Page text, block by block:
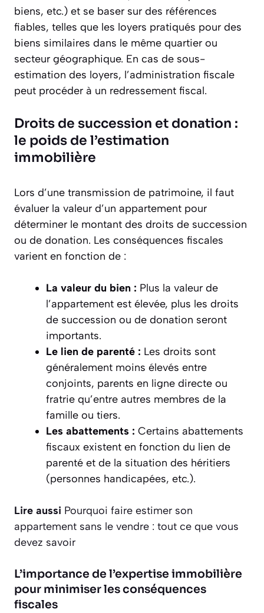
biens, etc.) et se baser sur des références
fiables, telles que les loyers pratiqués pour des
biens similaires dans le même quartier ou
secteur géographique. En cas de sous-
estimation des loyers, l’administration fiscale
peut procéder à un redressement fiscal.
Droits de succession et donation :
le poids de l’estimation
immobilière
Lors d’une transmission de patrimoine, il faut
évaluer la valeur d’un appartement pour
déterminer le montant des droits de succession
ou de donation. Les conséquences fiscales
varient en fonction de :
La valeur du bien : Plus la valeur de
l’appartement est élevée, plus les droits
de succession ou de donation seront
importants.
Le lien de parenté : Les droits sont
généralement moins élevés entre
conjoints, parents en ligne directe ou
fratrie qu’entre autres membres de la
famille ou tiers.
Les abattements : Certains abattements
fiscaux existent en fonction du lien de
parenté et de la situation des héritiers
(personnes handicapées, etc.).
Lire aussi Pourquoi faire estimer son
appartement sans le vendre : tout ce que vous
devez savoir
L’importance de l’expertise immobilière
pour minimiser les conséquences
fiscales